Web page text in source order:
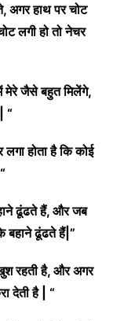
अगर हाथ पर चोट
लगी हो तो नेचर
मेरे जैसे बहुत मिलेंगे,
“
होता है कि कोई
ढूंढते हैं, और जब
बहाने ढूंढते हैं|”
खुश रहती है, और अगर
देती है | “